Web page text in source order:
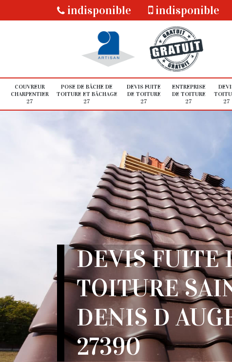
indisponible indisponible
COUVREUR
CHARPENTIER
27
POSE DE BÂCHE DE
TOITURE ET BÂCHAGE
27
DEVIS FUITE
DE TOITURE
27
ENTREPRISE
DE TOITURE
27
27
DEVIS FUITE
TOITURE
DENIS D
27390